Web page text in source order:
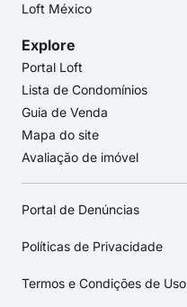
Loft México
Explore
Portal Loft
Lista de Condomínios
Guia de Venda
Mapa do site
Avaliação de imóvel
Portal de Denúncias
Políticas de Privacidade
Termos e Condições de Uso